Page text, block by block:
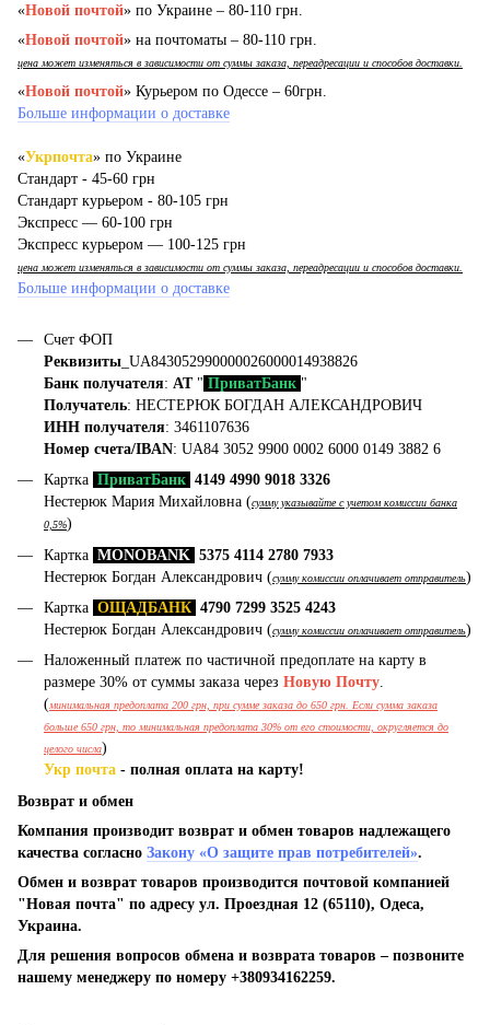
«Новой почтой» по Украине – 80-110 грн.
«Новой почтой» на почтоматы – 80-110 грн.
цена может изменяться в зависимости от суммы заказа, переадресации и способов доставки.
«Новой почтой» Курьером по Одессе – 60грн.
Больше информации о доставке
«Укрпочта» по Украине
Стандарт - 45-60 грн
Стандарт курьером - 80-105 грн
Экспресс — 60-100 грн
Экспресс курьером — 100-125 грн
цена может изменяться в зависимости от суммы заказа, переадресации и способов доставки.
Больше информации о доставке
Счет ФОП
Реквизиты _UA843052990000026000014938826
Банк получателя: АТ" ПриватБанк "
Получатель: НЕСТЕРЮК БОГДАН АЛЕКСАНДРОВИЧ
ИНН получателя: 3461107636
Номер счета/IBAN: UA84 3052 9900 0002 6000 0149 3882 6
Картка ПриватБанк 4149 4990 9018 3326
Нестерюк Мария Михайловна (сумму указывайте с учетом комиссии банка
0,5%)
Картка MONOBANK 5375 4114 2780 7933
Нестерюк Богдан Александрович (сумму комиссии оплачивает отправитель)
Картка ОЩАДБАНК 4790 7299 3525 4243
Нестерюк Богдан Александрович (сумму комиссии оплачивает отправитель)
Наложенный платеж по частичной предоплате на карту в
размере 30% от суммы заказа через Новую Почту.
(минимальная предоплата 200 грн, при сумме заказа до 650 грн. Если сумма заказа
больше 650 грн, то минимальная предоплата 30% от его стоимости, округляется до
целого числа)
Укр почта - полная оплата на карту!
Возврат и обмен
Компания производит возврат и обмен товаров надлежащего
качества согласно Закону «О защите прав потребителей».
Обмен и возврат товаров производится почтовой компанией
"Новая почта" по адресу ул. Проездная 12 (65110), Одеса,
Украина.
Для решения вопросов обмена и возврата товаров – позвоните
нашему менеджеру по номеру +380934162259.